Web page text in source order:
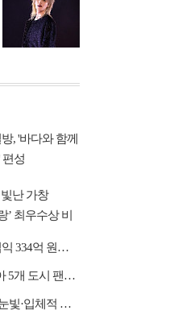
, '바다와 함께
성
난 가창
최우수상 비
[스톡 브리핑] CJ ENM, 2분기 영업익 334억 원…미디어플랫폼 흑자 전환
옹성우, 글로벌 행보 가속…아시아 5개 도시 팬미팅 개최
'가족관계증명서' 박세영, 절제된 눈빛·입체적 열연